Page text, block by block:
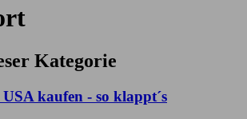
Kategorie
kaufen - so klappt´s